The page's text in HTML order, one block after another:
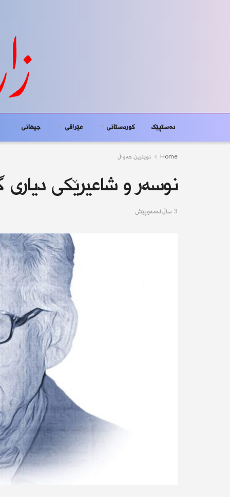
دەستپێک کوردستانى عێراقی جیهانى
Home نوێترین هەواڵ
نوسەر و شاعیرێکی
3 ساڵ له‌مه‌وپێش